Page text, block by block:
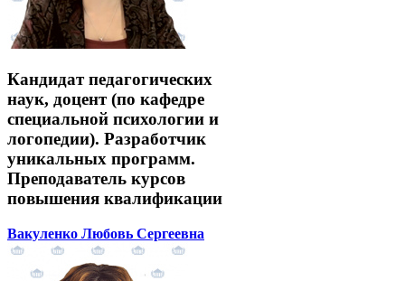
Кандидат педагогических
наук, доцент (по кафедре
специальной психологии и
логопедии). Разработчик
уникальных программ.
Преподаватель курсов
повышения квалификации
Вакуленко Любовь Сергеевна